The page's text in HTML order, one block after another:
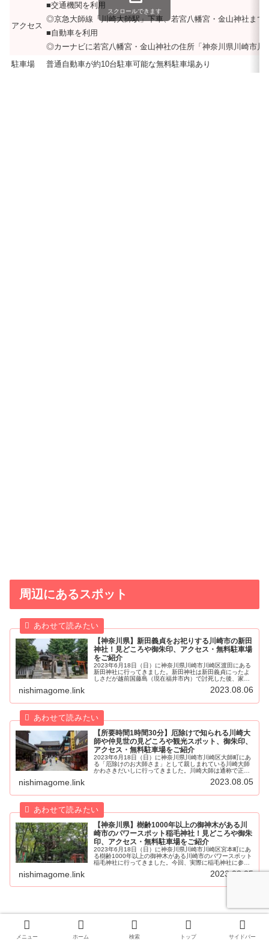
アクセス
■交通機関を利用
◎京急大師線「川崎大師駅」下車、若宮八幡宮・金山神社まで
■自動車を利用
◎カーナビに若宮八幡宮・金山神社の住所「神奈川県川崎市川
駐車場
普通自動車が約10台駐車可能な無料駐車場あり
スクロールできます
周辺にあるスポット
【神奈川県】新田義貞をお祀りする川崎市の新田
神社！見どころや御朱印、アクセス・無料駐車場
をご紹介
2023年6月18日（日）に神奈川県川崎市川崎区渡田にある
新田神社に行ってきました。新田神社は新田義貞にったよ
しさだが越前国藤島（現在福井市内）で討死した後、家臣
nishimagome.link 2023.08.06
【所要時間1時間30分】厄除けで知られる川崎大
師や仲見世の見どころや観光スポット、御朱印、
アクセス・無料駐車場をご紹介
2023年6月18日（日）に神奈川県川崎市川崎区大師町にあ
る「厄除けのお大師さま」として親しまれている川崎大師
かわさきだいしに行ってきました。川崎大師は通称で正式
nishimagome.link 2023.08.05
【神奈川県】樹齢1000年以上の御神木がある川
崎市のパワースポット稲毛神社！見どころや御朱
印、アクセス・無料駐車場をご紹介
2023年6月18日（日）に神奈川県川崎市川崎区宮本町にあ
る樹齢1000年以上の御神木がある川崎市のパワースポット
稲毛神社に行ってきました。今回、実際に稲毛神社に参拝
nishimagome.link 2023.08.05
メニュー ホーム 検索 トップ サイドバー